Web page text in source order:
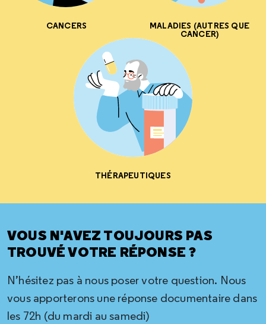
CANCERS MALADIES (AUTRES QUE
CANCER)
THÉRAPEUTIQUES
VOUS N'AVEZ TOUJOURS PAS
TROUVÉ VOTRE RÉPONSE ?
N’hésitez pas à nous poser votre question. Nous
vous apporterons une réponse documentaire dans
les 72h (du mardi au samedi)